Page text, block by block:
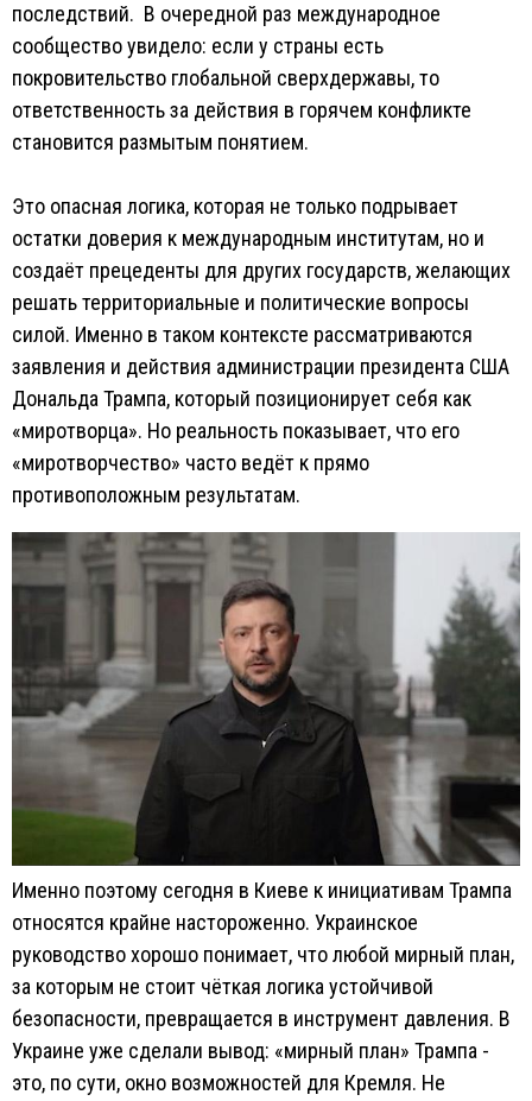
последствий. В очередной раз международное
сообщество увидело: если у страны есть
покровительство глобальной сверхдержавы, то
ответственность за действия в горячем конфликте
становится размытым понятием.
Это опасная логика, которая не только подрывает
остатки доверия к международным институтам, но и
создаёт прецеденты для других государств, желающих
решать территориальные и политические вопросы
силой. Именно в таком контексте рассматриваются
заявления и действия администрации президента США
Дональда Трампа, который позиционирует себя как
«миротворца». Но реальность показывает, что его
«миротворчество» часто ведёт к прямо
противоположным результатам.
Именно поэтому сегодня в Киеве к инициативам Трампа
относятся крайне настороженно. Украинское
руководство хорошо понимает, что любой мирный план,
за которым не стоит чёткая логика устойчивой
безопасности, превращается в инструмент давления. В
Украине уже сделали вывод: «мирный план» Трампа -
это, по сути, окно возможностей для Кремля. Не